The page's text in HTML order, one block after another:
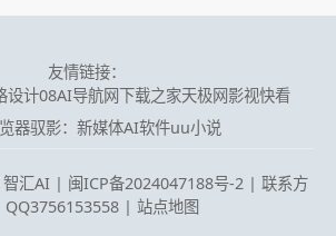
友情链接：
设计08AI导航网下载之家天极网影视快看
器驭影：新媒体AI软件uu小说
汇AI | 闽ICP备2024047188号-2 | 联系方
QQ3756153558 | 站点地图